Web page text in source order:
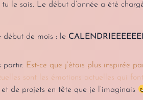
le sais. Le début d’année a été
début de mois : le
partir. Est-ce que j’étais plus inspirée
sont les émotions actuelles qui
et de projets en tête que je l’imaginais